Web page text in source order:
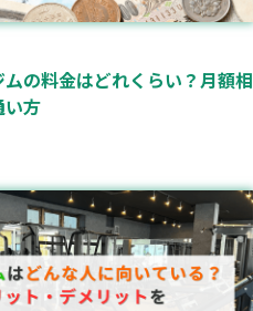
の料金はどれくらい？月額相
い方